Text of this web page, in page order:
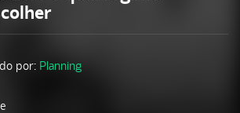
por: Planning